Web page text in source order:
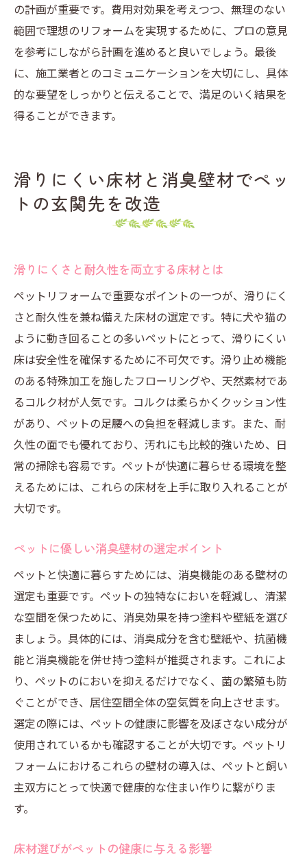
の計画が重要です。費用対効果を考えつつ、無理のない
範囲で理想のリフォームを実現するために、プロの意見
を参考にしながら計画を進めると良いでしょう。最後
に、施工業者とのコミュニケーションを大切にし、具体
的な要望をしっかりと伝えることで、満足のいく結果を
得ることができます。
滑りにくい床材と消臭壁材でペッ
トの玄関先を改造
滑りにくさと耐久性を両立する床材とは
ペットリフォームで重要なポイントの一つが、滑りにく
さと耐久性を兼ね備えた床材の選定です。特に犬や猫の
ように動き回ることの多いペットにとって、滑りにくい
床は安全性を確保するために不可欠です。滑り止め機能
のある特殊加工を施したフローリングや、天然素材であ
るコルク材が人気です。コルクは柔らかくクッション性
があり、ペットの足腰への負担を軽減します。また、耐
久性の面でも優れており、汚れにも比較的強いため、日
常の掃除も容易です。ペットが快適に暮らせる環境を整
えるためには、これらの床材を上手に取り入れることが
大切です。
ペットに優しい消臭壁材の選定ポイント
ペットと快適に暮らすためには、消臭機能のある壁材の
選定も重要です。ペットの独特なにおいを軽減し、清潔
な空間を保つために、消臭効果を持つ塗料や壁紙を選び
ましょう。具体的には、消臭成分を含む壁紙や、抗菌機
能と消臭機能を併せ持つ塗料が推奨されます。これによ
り、ペットのにおいを抑えるだけでなく、菌の繁殖も防
ぐことができ、居住空間全体の空気質を向上させます。
選定の際には、ペットの健康に影響を及ぼさない成分が
使用されているかも確認することが大切です。ペットリ
フォームにおけるこれらの壁材の導入は、ペットと飼い
主双方にとって快適で健康的な住まい作りに繋がりま
す。
床材選びがペットの健康に与える影響